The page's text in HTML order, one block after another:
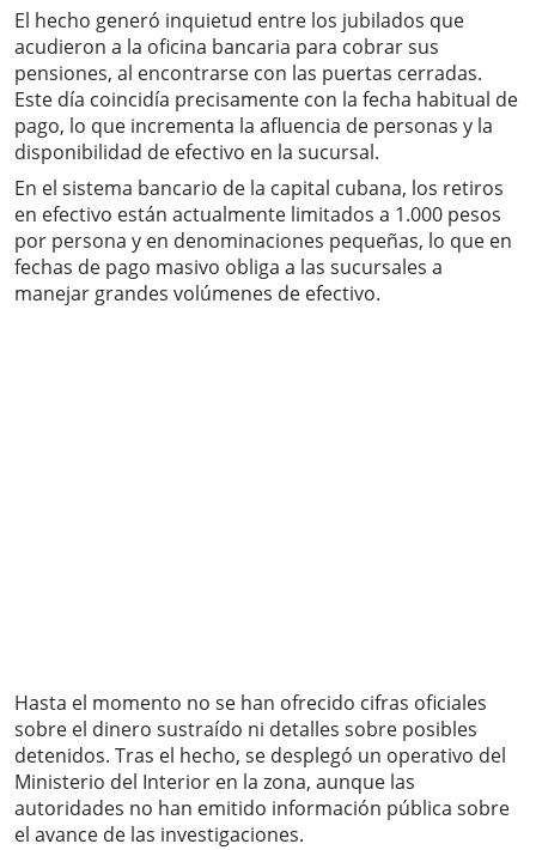
El hecho generó inquietud entre los jubilados que
acudieron a la oficina bancaria para cobrar sus
pensiones, al encontrarse con las puertas cerradas.
Este día coincidía precisamente con la fecha habitual de
pago, lo que incrementa la afluencia de personas y la
disponibilidad de efectivo en la sucursal.
En el sistema bancario de la capital cubana, los retiros
en efectivo están actualmente limitados a 1.000 pesos
por persona y en denominaciones pequeñas, lo que en
fechas de pago masivo obliga a las sucursales a
manejar grandes volúmenes de efectivo.
Hasta el momento no se han ofrecido cifras oficiales
sobre el dinero sustraído ni detalles sobre posibles
detenidos. Tras el hecho, se desplegó un operativo del
Ministerio del Interior en la zona, aunque las
autoridades no han emitido información pública sobre
el avance de las investigaciones.